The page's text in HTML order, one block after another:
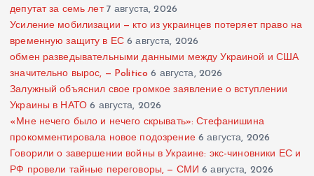
депутат за семь лет 7 августа, 2026
Усиление мобилизации — кто из украинцев потеряет право на
временную защиту в ЕС 6 августа, 2026
обмен разведывательными данными между Украиной и США
значительно вырос, — Politico 6 августа, 2026
Залужный объяснил свое громкое заявление о вступлении
Украины в НАТО 6 августа, 2026
«Мне нечего было и нечего скрывать»: Стефанишина
прокомментировала новое подозрение 6 августа, 2026
Говорили о завершении войны в Украине: экс-чиновники ЕС и
РФ провели тайные переговоры, — СМИ 6 августа, 2026